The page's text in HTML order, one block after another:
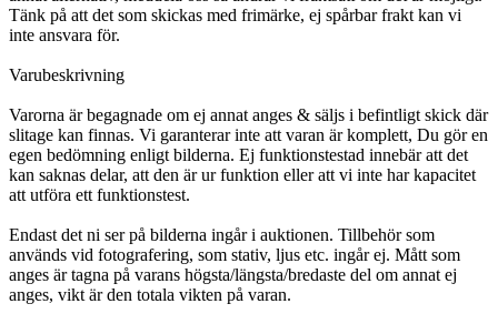
Tänk på att det som skickas med frimärke, ej spårbar frakt kan vi
inte ansvara för.
Varubeskrivning
Varorna är begagnade om ej annat anges & säljs i befintligt skick där
slitage kan finnas. Vi garanterar inte att varan är komplett, Du gör en
egen bedömning enligt bilderna. Ej funktionstestad innebär att det
kan saknas delar, att den är ur funktion eller att vi inte har kapacitet
att utföra ett funktionstest.
Endast det ni ser på bilderna ingår i auktionen. Tillbehör som
används vid fotografering, som stativ, ljus etc. ingår ej. Mått som
anges är tagna på varans högsta/längsta/bredaste del om annat ej
anges, vikt är den totala vikten på varan.